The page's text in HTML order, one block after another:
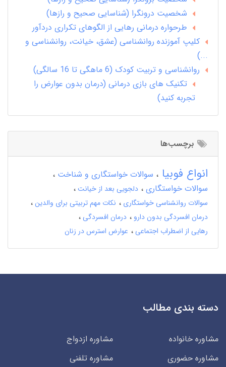
شخصیت درونگرا (شناسایی صحیح و رازها)
طرحواره درمانی رهایی از الگوهای تکراری دردآور
کلیپ آموزنده روانشناسی (عشق، خیانت، روانشناسی و
...)
روانشناسی و تربیت کودک (6 ماهگی تا 16 سالگی)
تکنیک های بازی درمانی (درمان بدون عوارض را
تجربه کنید)
برچسب‌ها
انواع فوبیا
سوالات خواستگاری و شناخت
سوالات خواستگاری
دلجویی بعد از خیانت
سوالات روانشناسی خواستگاری
نکات مهم تربیتی برای والدین
درمان افسردگی بدون دارو
درمان افسردگی
رهایی از اضطراب اجتماعی
عوارض استرس در زنان
دسته بندی مطالب
مشاوره خانواده
مشاوره ازدواج
مشاوره حضوری
مشاوره تلفنی